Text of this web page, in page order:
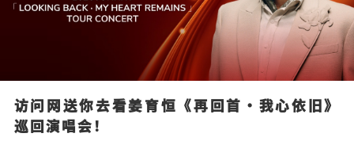
访问网送你去看姜育恒《再回首·我心依旧》
巡回演唱会！